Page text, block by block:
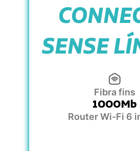
SENSE
Fibra fins
1000Mb
Router Wi-Fi 6